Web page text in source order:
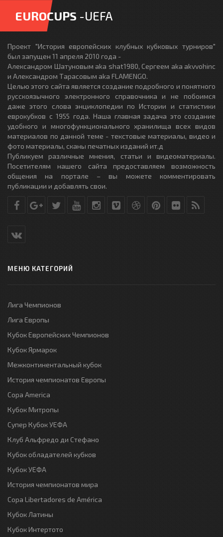
EUROCUPS -UEFA
Проект "История европейских клубных кубковых турниров"
был запущен 11 апреля 2010 года -
Александром Шатуновым aka shat1980, Сергеем aka akvvohinc
и Александром Тарасовым aka FLAMENGO.
Целью этого сайта является создание подробного и понятного
русскоязычного электронного справочника и не побоимся
даже этого слова энциклопедии по Истории и статистики
еврокубков с 1955 года. Наша главная задача это создание
удобного и многофункционального хранилища всех видов
материалов по данной теме - текстовые материалы, видео и
фото материалы, сканы печатных изданий ит.д
Публикуем различные мнения, статьи и видеоматериалы.
Посетителям нашего сайта предоставляем возможность
общения на портале – вы можете комментировать
публикации и добавлять свои.
МЕНЮ КАТЕГОРИЙ
Лига Чемпионов
Лига Европы
Кубок Европейских Чемпионов
Кубок Ярмарок
Межконтинентальный кубок
История чемпионатов Европы
Copa America
Кубок Митропы
Супер Кубок УЕФА
Клуб Альфредо ди Стефано
Кубок обладателей кубков
Кубок УЕФА
История чемпионатов мира
Copa Libertadores de América
Кубок Латины
Кубок Интертото